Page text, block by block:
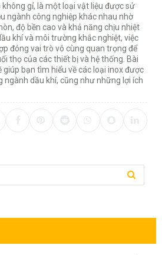
không gỉ, là một loại vật liệu được sử
ngành công nghiệp khác nhau nhờ
độ bền cao và khả năng chịu nhiệt
khí và môi trường khắc nghiệt, việc
đóng vai trò vô cùng quan trọng để
thọ của các thiết bị và hệ thống. Bài
giúp bạn tìm hiểu về các loại inox được
ngành dầu khí, cũng như những lợi ích